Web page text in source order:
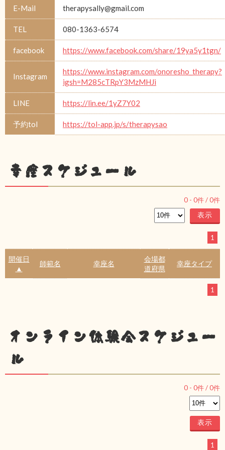
E-Mail therapysally@gmail.com
TEL 080-1363-6574
facebook https://www.facebook.com/share/19ya5y1tgn/
Instagram
https://www.instagram.com/onoresho_therapy?
igsh=M285cTRpY3MzMHJi
LINE https://lin.ee/1yZ7Y02
予約tol https://tol-app.jp/s/therapysao
幸座スケジュール
0 - 0件 /0件
1
開催日
▲
師範名 幸座名
会場都
道府県
幸座タイプ
1
オンライン体験会スケジュー
ル
0 - 0件 /0件
1